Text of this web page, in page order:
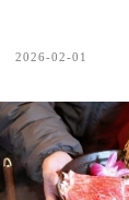
2026-02-01